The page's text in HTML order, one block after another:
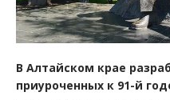
В Алтайском крае
приуроченных к 91-й